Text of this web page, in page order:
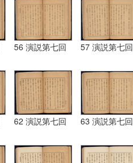
56 演説第七回 57 演説第七回
62 演説第七回 63 演説第七回